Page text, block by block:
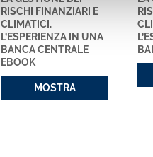
RISCHI FINANZIARI E
CLIMATICI.
L’ESPERIENZA IN UNA
BANCA CENTRALE
EBOOK
MOSTRA